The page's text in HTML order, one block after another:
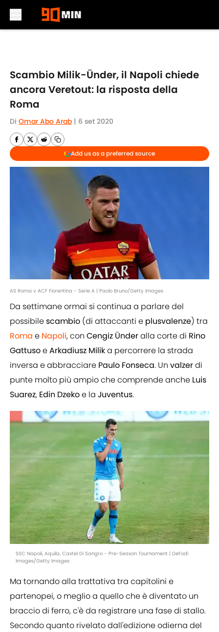
Scambio Milik-Ünder, il Napoli chiede
ancora Veretout: la risposta della
Roma
Di Omar Abo Arab | 6 set 2020
Add us as a preferred source
AS Roma v ACF Fiorentina - Serie A | Paolo Bruno/Getty Images
Da settimane ormai si continua a parlare del
possibilescambio (di attaccanti e plusvalenze) tra
Roma e Napoli, con Cengiz Ünderalla corte di Rino
GattusoeArkadiusz Milika percorrere la strada
inversa e abbracciare Paulo Fonseca. Un valzerdi
punte molto più ampio che comprende anche Luis
Suarez, Edin Dzekoe la Juventus.
SSC Napoli, Aquila, Castel Di Sangro - Pre-Season Tournament | DeFodi
Images/Getty Images
Ma tornando alla trattativa tra capitolini e
partenopei, o meglio a quello che è diventato un
braccio di ferro, c'è da registrare una fase di stallo.
Secondo quanto rivelato dall'edizione odierna del